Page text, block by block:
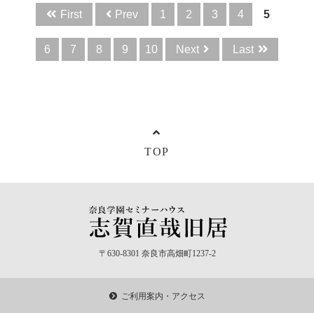
First Prev 1 2 3 4 5
6 7 8 9 10 Next Last
TOP
〒630-8301 奈良市高畑町1237-2
ご利用案内・アクセス